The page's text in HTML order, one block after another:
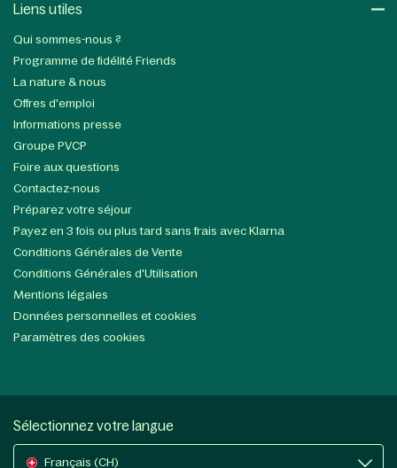
Liens utiles​
Qui sommes-nous ?
Programme de fidélité Friends
La nature & nous
Offres d'emploi
Informations presse
Groupe PVCP
Foire aux questions
Contactez-nous
Préparez votre séjour
Payez en 3 fois ou plus tard sans frais avec Klarna
Conditions Générales de Vente
Conditions Générales d'Utilisation
Mentions légales
Données personnelles et cookies
Paramètres des cookies
Sélectionnez votre langue
Français (CH)